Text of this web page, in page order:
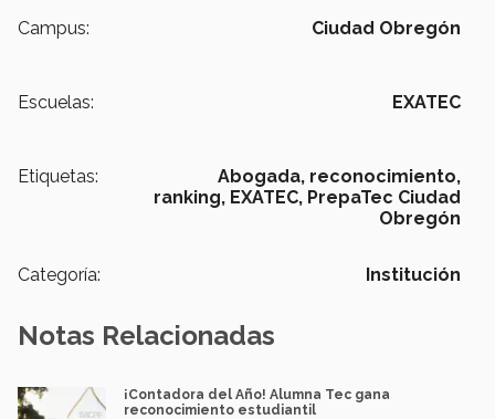
Campus: Ciudad Obregón
Escuelas: EXATEC
Etiquetas: Abogada, reconocimiento,
ranking, EXATEC, PrepaTec Ciudad
Obregón
Categoría: Institución
Notas Relacionadas
¡Contadora del Año! Alumna Tec gana
reconocimiento estudiantil